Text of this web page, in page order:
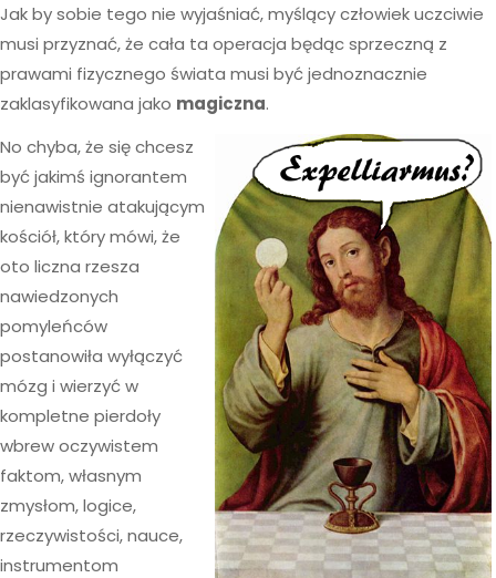
Jak by sobie tego nie wyjaśniać, myślący człowiek uczciwie
musi przyznać, że cała ta operacja będąc sprzeczną z
prawami fizycznego świata musi być jednoznacznie
zaklasyfikowana jako magiczna.
No chyba, że się chcesz
być jakimś ignorantem
nienawistnie atakującym
kościół, który mówi, że
oto liczna rzesza
nawiedzonych
pomyleńców
postanowiła wyłączyć
mózg i wierzyć w
kompletne pierdoły
wbrew oczywistem
faktom, własnym
zmysłom, logice,
rzeczywistości, nauce,
instrumentom